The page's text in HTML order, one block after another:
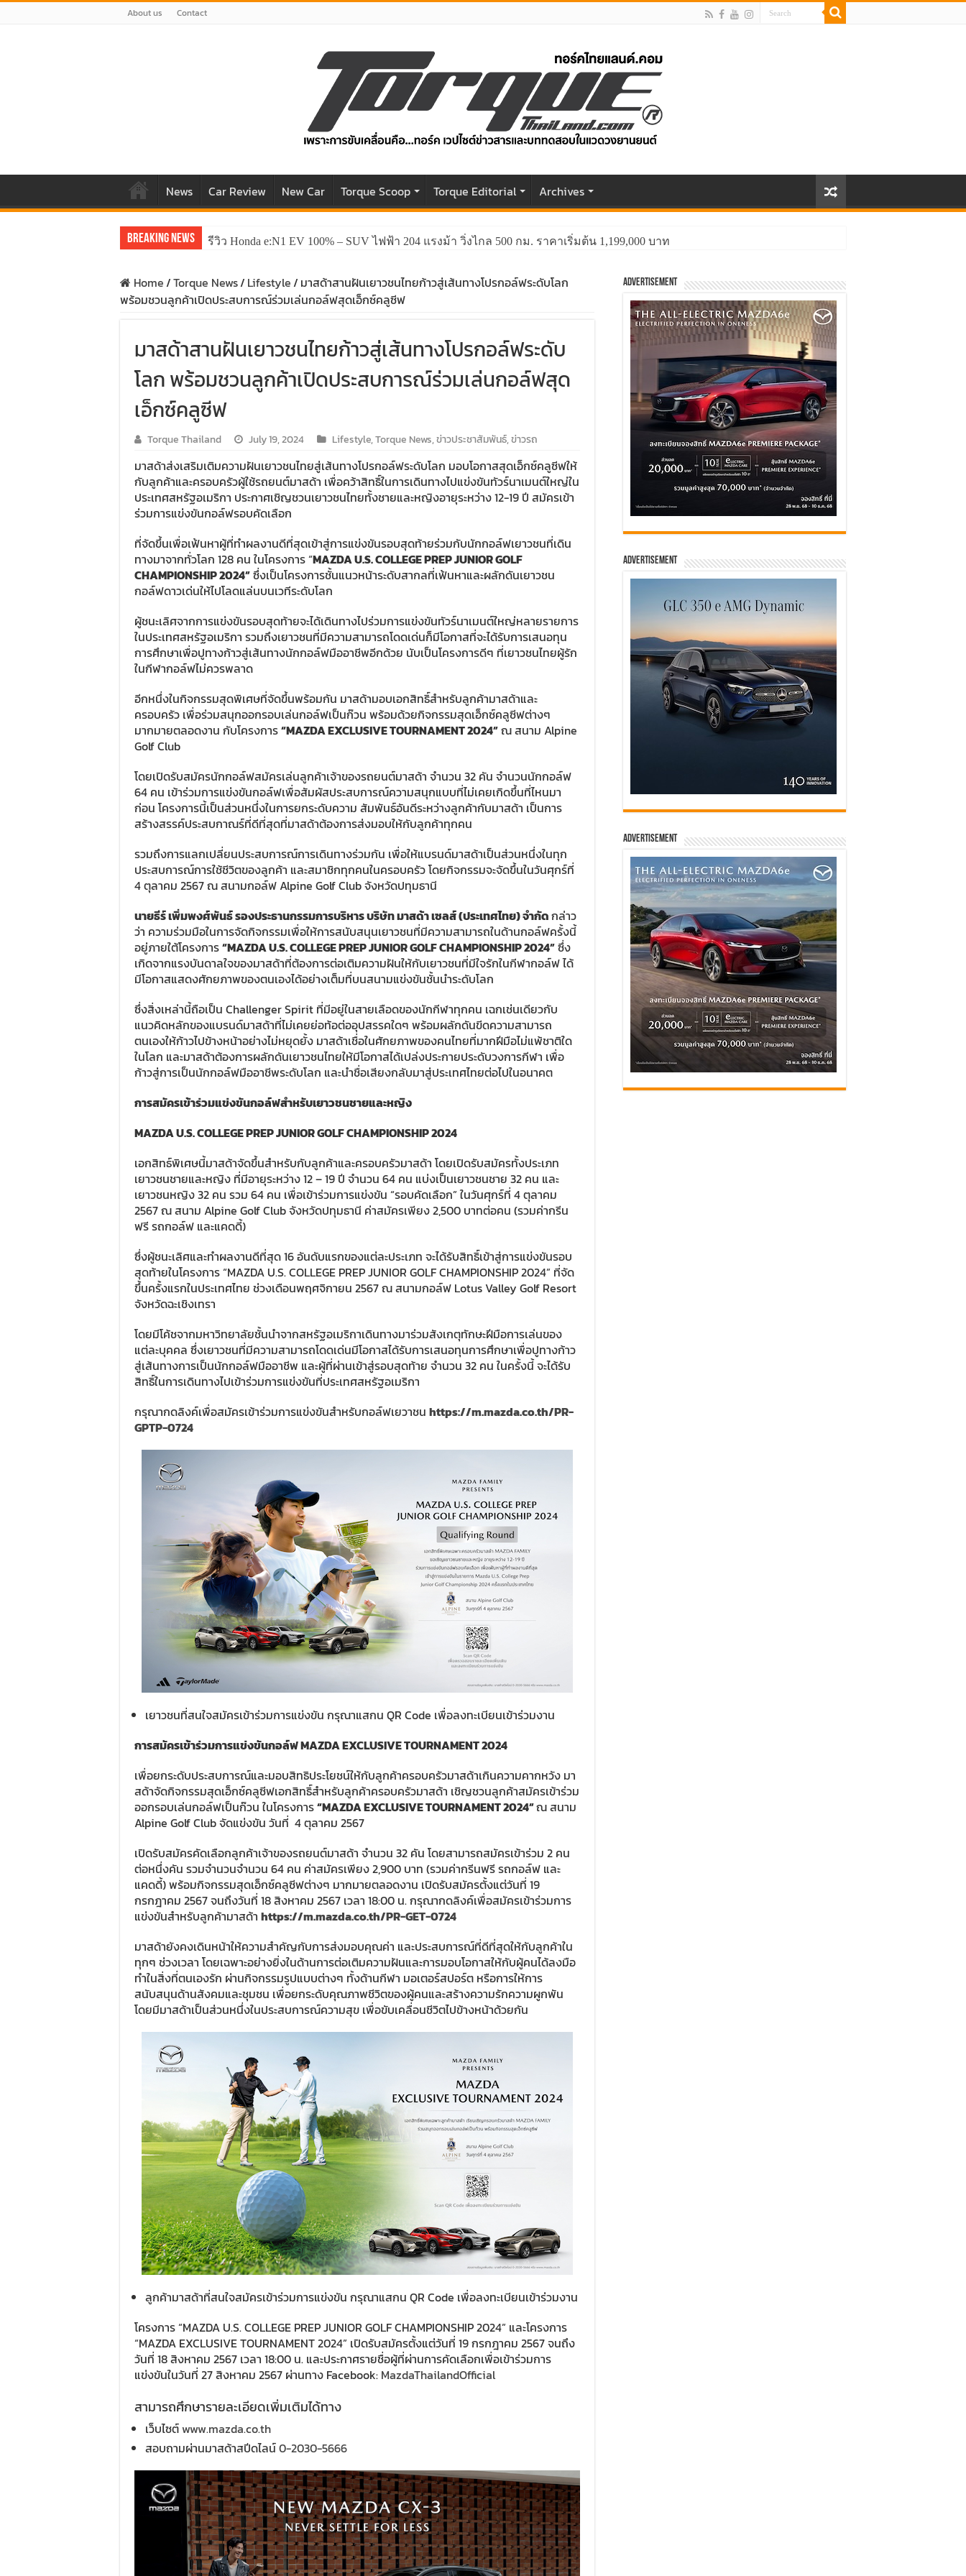
About us Contact
News Car Review New Car Torque Scoop Torque Editorial Archives
Breaking News รีวิว Honda e:N1 EV 100% – SUV ไฟฟ้า 204 แรงม้า วิ่งไกล 500 กม. ราคาเริ่มต้น 1,199,000 บาท
รีวิว ลองขับ All New GWM HAVAL H6 ปรับโฉมหน้าใหม่หล่อกว่าเดิม พร้อมสมรรถนะที่ดียิ่งกว่า
Home/Torque News/ Lifestyle/ มาสด้าสานฝันเยาวชนไทยก้าวสู่เส้นทางโปรกอล์ฟระดับโลก
พร้อมชวนลูกค้าเปิดประสบการณ์ร่วมเล่นกอล์ฟสุดเอ็กซ์คลูซีฟ
มาสด้าสานฝันเยาวชนไทยก้าวสู่เส้นทางโปรกอล์ฟระดับ
โลก พร้อมชวนลูกค้าเปิดประสบการณ์ร่วมเล่นกอล์ฟสุด
เอ็กซ์คลูซีฟ
Torque Thailand July 19, 2024 Lifestyle,Torque News,ข่าวประชาสัมพันธ์,ข่าวรถ
มาสด้าส่งเสริมเติมความฝันเยาวชนไทยสู่เส้นทางโปรกอล์ฟระดับโลก มอบโอกาสสุดเอ็กซ์คลูซีฟให้
กับลูกค้าและครอบครัวผู้ใช้รถยนต์มาสด้า เพื่อคว้าสิทธิ์ในการเดินทางไปแข่งขันทัวร์นาเมนต์ใหญ่ใน
ประเทศสหรัฐอเมริกา ประกาศเชิญชวนเยาวชนไทยทั้งชายและหญิงอายุระหว่าง 12-19 ปี สมัครเข้า
ร่วมการแข่งขันกอล์ฟรอบคัดเลือก
ที่จัดขึ้นเพื่อเฟ้นหาผู้ที่ทำผลงานดีที่สุดเข้าสู่การแข่งขันรอบสุดท้ายร่วมกับนักกอล์ฟเยาวชนที่เดิน
ทางมาจากทั่วโลก 128 คน ในโครงการ “MAZDA U.S. COLLEGE PREP JUNIOR GOLF
CHAMPIONSHIP2024”ซึ่งเป็นโครงการชั้นแนวหน้าระดับสากลที่เฟ้นหาและผลักดันเยาวชน
กอล์ฟดาวเด่นให้ไปโลดแล่นบนเวทีระดับโลก
ผู้ชนะเลิศจากการแข่งขันรอบสุดท้ายจะได้เดินทางไปร่วมการแข่งขันทัวร์นาเมนต์ใหญ่หลายรายการ
ในประเทศสหรัฐอเมริกา รวมถึงเยาวชนที่มีความสามารถโดดเด่นก็มีโอกาสที่จะได้รับการเสนอทุน
การศึกษาเพื่อปูทางก้าวสู่เส้นทางนักกอล์ฟมืออาชีพอีกด้วย นับเป็นโครงการดีๆ ที่เยาวชนไทยผู้รัก
ในกีฬากอล์ฟไม่ควรพลาด
อีกหนึ่งในกิจกรรมสุดพิเศษที่จัดขึ้นพร้อมกัน มาสด้ามอบเอกสิทธิ์สำหรับลูกค้ามาสด้าและ
ครอบครัว เพื่อร่วมสนุกออกรอบเล่นกอล์ฟเป็นก๊วน พร้อมด้วยกิจกรรมสุดเอ็กซ์คลูซีฟต่างๆ
มากมายตลอดงาน กับโครงการ“MAZDA EXCLUSIVE TOURNAMENT 2024”ณ สนาม Alpine
Golf Club
โดยเปิดรับสมัครนักกอล์ฟสมัครเล่นลูกค้าเจ้าของรถยนต์มาสด้า จำนวน 32 คัน จำนวนนักกอล์ฟ
64 คน เข้าร่วมการแข่งขันกอล์ฟเพื่อสัมผัสประสบการณ์ความสนุกแบบที่ไม่เคยเกิดขึ้นที่ไหนมา
ก่อน โครงการนี้เป็นส่วนหนึ่งในการยกระดับความ สัมพันธ์อันดีระหว่างลูกค้ากับมาสด้า เป็นการ
สร้างสรรค์ประสบกาณร์ที่ดีที่สุดที่มาสด้าต้องการส่งมอบให้กับลูกค้าทุกคน
รวมถึงการแลกเปลี่ยนประสบการณ์การเดินทางร่วมกัน เพื่อให้แบรนด์มาสด้าเป็นส่วนหนึ่งในทุก
ประสบการณ์การใช้ชีวิตของลูกค้า และสมาชิกทุกคนในครอบครัว โดยกิจกรรมจะจัดขึ้นในวันศุกร์ที่
4 ตุลาคม 2567 ณ สนามกอล์ฟ Alpine Golf Club จังหวัดปทุมธานี
นายธีร์ เพิ่มพงศ์พันธ์ รองประธานกรรมการบริหาร บริษัท มาสด้า เซลส์ (ประเทศไทย) จำกัดกล่าว
ว่า ความร่วมมือในการจัดกิจกรรมเพื่อให้การสนับสนุนเยาวชนที่มีความสามารถในด้านกอล์ฟครั้งนี้
อยู่ภายใต้โครงการ“MAZDA U.S. COLLEGE PREP JUNIOR GOLF CHAMPIONSHIP2024”ซึ่ง
เกิดจากแรงบันดาลใจของมาสด้าที่ต้องการต่อเติมความฝันให้กับเยาวชนที่มีใจรักในกีฬากอล์ฟ ได้
มีโอกาสแสดงศักยภาพของตนเองได้อย่างเต็มที่บนสนามแข่งขันชั้นนำระดับโลก
ซึ่งสิ่งเหล่านี้ถือเป็น Challenger Spirit ที่มีอยู่ในสายเลือดของนักกีฬาทุกคน เฉกเช่นเดียวกับ
แนวคิดหลักของแบรนด์มาสด้าที่ไม่เคยย่อท้อต่ออุปสรรคใดๆ พร้อมผลักดันขีดความสามารถ
ตนเองให้ก้าวไปข้างหน้าอย่างไม่หยุดยั้ง มาสด้าเชื่อในศักยภาพของคนไทยที่มากฝีมือไม่แพ้ชาติใด
ในโลก และมาสด้าต้องการผลักดันเยาวชนไทยให้มีโอกาสได้เปล่งประกายประดับวงการกีฬา เพื่อ
ก้าวสู่การเป็นนักกอล์ฟมืออาชีพระดับโลก และนำชื่อเสียงกลับมาสู่ประเทศไทยต่อไปในอนาคต
การสมัครเข้าร่วมแข่งขันกอล์ฟสำหรับเยาวชนชายและหญิง
MAZDA U.S. COLLEGE PREP JUNIOR GOLF CHAMPIONSHIP2024
เอกสิทธ์พิเศษนี้มาสด้าจัดขึ้นสำหรับกับลูกค้าและครอบครัวมาสด้า โดยเปิดรับสมัครทั้งประเภท
เยาวชนชายและหญิง ที่มีอายุระหว่าง 12 – 19 ปี จำนวน 64 คน แบ่งเป็นเยาวชนชาย 32 คน และ
เยาวชนหญิง 32 คน รวม 64 คน เพื่อเข้าร่วมการแข่งขัน “รอบคัดเลือก” ในวันศุกร์ที่ 4 ตุลาคม
2567 ณ สนาม Alpine Golf Club จังหวัดปทุมธานี ค่าสมัครเพียง 2,500 บาทต่อคน (รวมค่ากรีน
ฟรี รถกอล์ฟ และแคดดี้)
ซึ่งผู้ชนะเลิศและทำผลงานดีที่สุด 16 อันดับแรกของแต่ละประเภท จะได้รับสิทธิ์เข้าสู่การแข่งขันรอบ
สุดท้ายในโครงการ “MAZDA U.S. COLLEGE PREP JUNIOR GOLF CHAMPIONSHIP 2024” ที่จัด
ขึ้นครั้งแรกในประเทศไทย ช่วงเดือนพฤศจิกายน 2567 ณ สนามกอล์ฟ Lotus Valley Golf Resort
จังหวัดฉะเชิงเทรา
โดยมีโค้ชจากมหาวิทยาลัยชั้นนำจากสหรัฐอเมริกาเดินทางมาร่วมสังเกตุทักษะฝีมือการเล่นของ
แต่ละบุคคล ซึ่งเยาวชนที่มีความสามารถโดดเด่นมีโอกาสได้รับการเสนอทุนการศึกษาเพื่อปูทางก้าว
สู่เส้นทางการเป็นนักกอล์ฟมืออาชีพ และผู้ที่ผ่านเข้าสู่รอบสุดท้าย จำนวน 32 คน ในครั้งนี้ จะได้รับ
สิทธิ์ในการเดินทางไปเข้าร่วมการแข่งขันที่ประเทศสหรัฐอเมริกา
กรุณากดลิงค์เพื่อสมัครเข้าร่วมการแข่งขันสำหรับกอล์ฟเยวาชน https://m.mazda.co.th/PR-
GPTP-0724
เยาวชนที่สนใจสมัครเข้าร่วมการแข่งขัน กรุณาแสกน QR Code เพื่อลงทะเบียนเข้าร่วมงาน
การสมัครเข้าร่วมการแข่งขันกอล์ฟMAZDA EXCLUSIVE TOURNAMENT 2024
เพื่อยกระดับประสบการณ์และมอบสิทธิประโยชน์ให้กับลูกค้าครอบครัวมาสด้าเกินความคากหวัง มา
สด้าจัดกิจกรรมสุดเอ็กซ์คลูซีฟเอกสิทธิ์สำหรับลูกค้าครอบครัวมาสด้า เชิญชวนลูกค้าสมัครเข้าร่วม
ออกรอบเล่นกอล์ฟเป็นก๊วน ในโครงการ“MAZDA EXCLUSIVE TOURNAMENT 2024”ณ สนาม
Alpine Golf Club จัดแข่งขัน วันที่ 4 ตุลาคม 2567
เปิดรับสมัครคัดเลือกลูกค้าเจ้าของรถยนต์มาสด้า จำนวน 32 คัน โดยสามารถสมัครเข้าร่วม 2 คน
ต่อหนึ่งคัน รวมจำนวนจำนวน 64 คน ค่าสมัครเพียง 2,900 บาท (รวมค่ากรีนฟรี รถกอล์ฟ และ
แคดดี้) พร้อมกิจกรรมสุดเอ็กซ์คลูซีฟต่างๆ มากมายตลอดงาน เปิดรับสมัครตั้งแต่วันที่ 19
กรกฎาคม 2567 จนถึงวันที่ 18 สิงหาคม 2567 เวลา 18:00 น. กรุณากดลิงค์เพื่อสมัครเข้าร่วมการ
แข่งขันสำหรับลูกค้ามาสด้า https://m.mazda.co.th/PR-GET-0724
มาสด้ายังคงเดินหน้าให้ความสำคัญกับการส่งมอบคุณค่า และประสบการณ์ที่ดีที่สุดให้กับลูกค้าใน
ทุกๆ ช่วงเวลา โดยเฉพาะอย่างยิ่งในด้านการต่อเติมความฝันและการมอบโอกาสให้กับผู้คนได้ลงมือ
ทำในสิ่งที่ตนเองรัก ผ่านกิจกรรมรูปแบบต่างๆ ทั้งด้านกีฬา มอเตอร์สปอร์ต หรือการให้การ
สนับสนุนด้านสังคมและชุมชน เพื่อยกระดับคุณภาพชีวิตของผู้คนและสร้างความรักความผูกพัน
โดยมีมาสด้าเป็นส่วนหนึ่งในประสบการณ์ความสุข เพื่อขับเคลื่อนชีวิตไปข้างหน้าด้วยกัน
ลูกค้ามาสด้าที่สนใจสมัครเข้าร่วมการแข่งขัน กรุณาแสกน QR Code เพื่อลงทะเบียนเข้าร่วมงาน
โครงการ “MAZDA U.S. COLLEGE PREP JUNIOR GOLF CHAMPIONSHIP 2024” และโครงการ
“MAZDA EXCLUSIVE TOURNAMENT 2024” เปิดรับสมัครตั้งแต่วันที่ 19 กรกฎาคม 2567 จนถึง
วันที่ 18 สิงหาคม 2567 เวลา 18:00 น. และประกาศรายชื่อผู้ที่ผ่านการคัดเลือกเพื่อเข้าร่วมการ
แข่งขันในวันที่ 27 สิงหาคม 2567 ผ่านทาง Facebook: MazdaThailandOfficial
สามารถศึกษารายละเอียดเพิ่มเติมได้ทาง
เว็บไซต์www.mazda.co.th
สอบถามผ่านมาสด้าสปีดไลน์0-2030-5666
Advertisement
Advertisement
Advertisement